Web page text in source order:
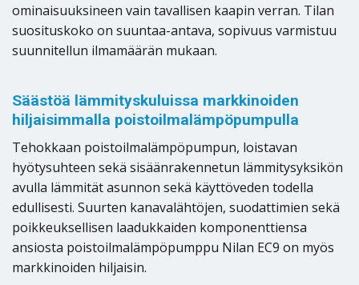
ominaisuuksineen vain tavallisen kaapin verran. Tilan
suosituskoko on suuntaa-antava, sopivuus varmistuu
suunnitellun ilmamäärän mukaan.
Säästöä lämmityskuluissa markkinoiden
hiljaisimmalla poistoilmalämpöpumpulla
Tehokkaan poistoilmalämpöpumpun, loistavan
hyötysuhteen sekä sisäänrakennetun lämmitysyksikön
avulla lämmität asunnon sekä käyttöveden todella
edullisesti. Suurten kanavalähtöjen, suodattimien sekä
poikkeuksellisen laadukkaiden komponenttiensa
ansiosta poistoilmalämpöpumppu Nilan EC9 on myös
markkinoiden hiljaisin.